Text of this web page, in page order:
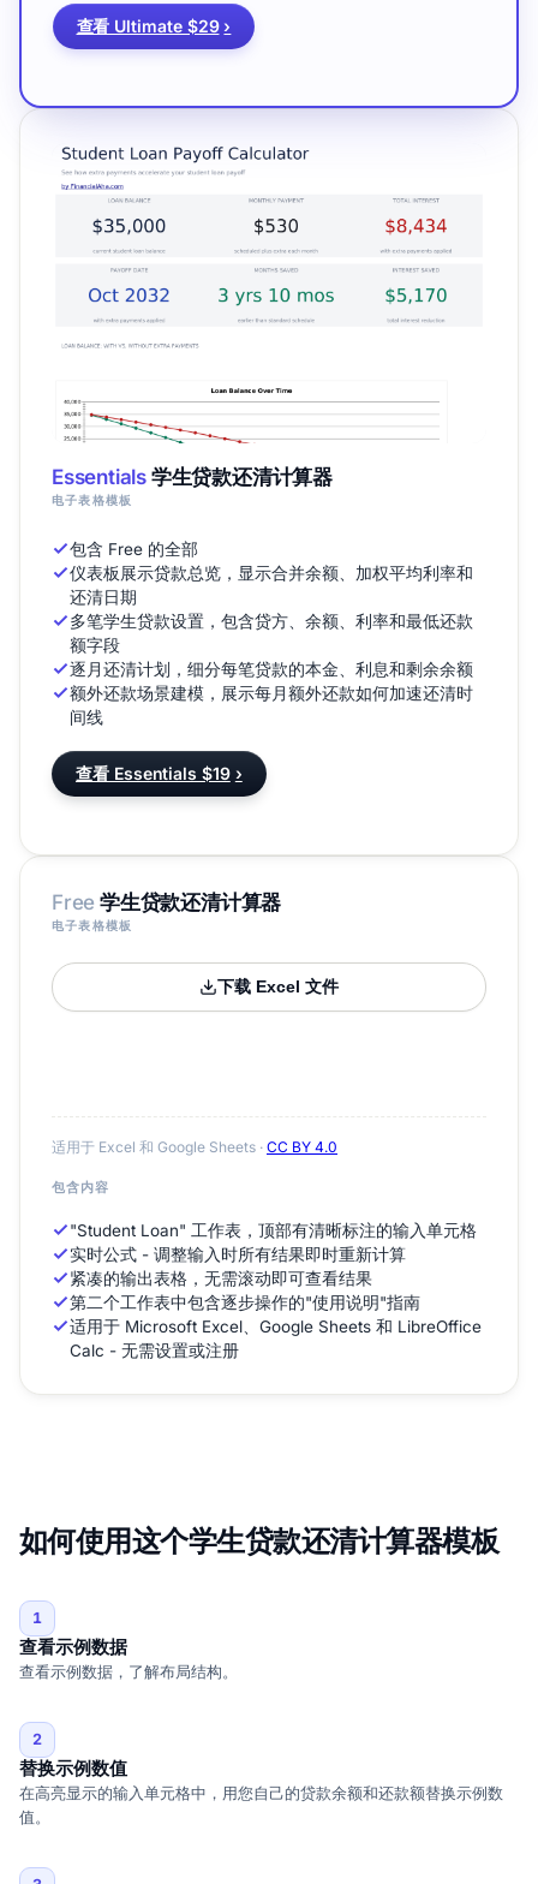
Free 学生贷款还清计算器
电子表格模板
下载 Excel 文件
适用于 Excel 和 Google Sheets · CC BY 4.0
包含内容
"Student Loan" 工作表，顶部有清晰标注的输入单元格
实时公式 - 调整输入时所有结果即时重新计算
紧凑的输出表格，无需滚动即可查看结果
第二个工作表中包含逐步操作的"使用说明"指南
适用于 Microsoft Excel、Google Sheets 和 LibreOffice
Calc - 无需设置或注册
Essentials学生贷款还清计算器
电子表格模板
包含 Free 的全部
仪表板展示贷款总览，显示合并余额、加权平均利率和
还清日期
多笔学生贷款设置，包含贷方、余额、利率和最低还款
额字段
逐月还清计划，细分每笔贷款的本金、利息和剩余余额
额外还款场景建模，展示每月额外还款如何加速还清时
间线
查看 Essentials $19 ›
查看 Ultimate $29 ›
如何使用这个学生贷款还清计算器模板
1
查看示例数据
查看示例数据，了解布局结构。
2
替换示例数值
在高亮显示的输入单元格中，用您自己的贷款余额和还款额替换示例数
值。